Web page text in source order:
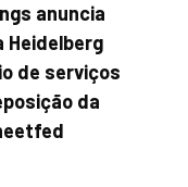
anuncia
Heidelberg
de serviços
da